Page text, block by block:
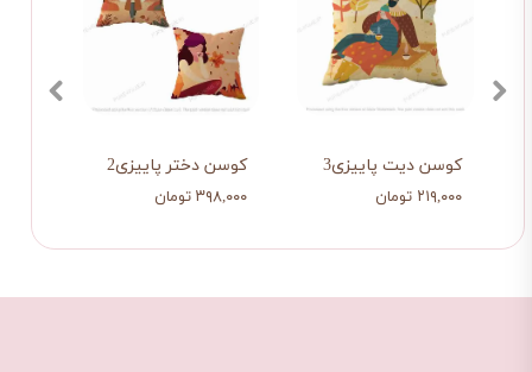
کوسن دختر پاییزی2
۳۹۸,۰۰۰ تومان
کوسن دیت پاییزی3
۲۱۹,۰۰۰ تومان